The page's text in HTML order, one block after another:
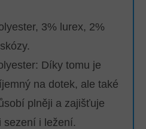
3% lurex, 2%
Díky tomu je
na dotek, ale také
plněji a zajišťuje
sezení i ležení.